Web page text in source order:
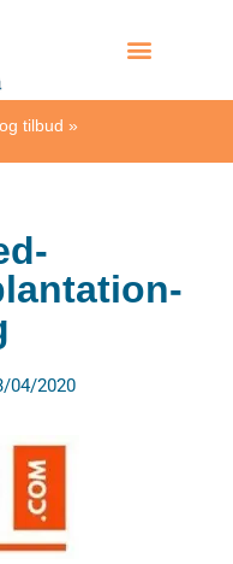
tilbud »
04/2020